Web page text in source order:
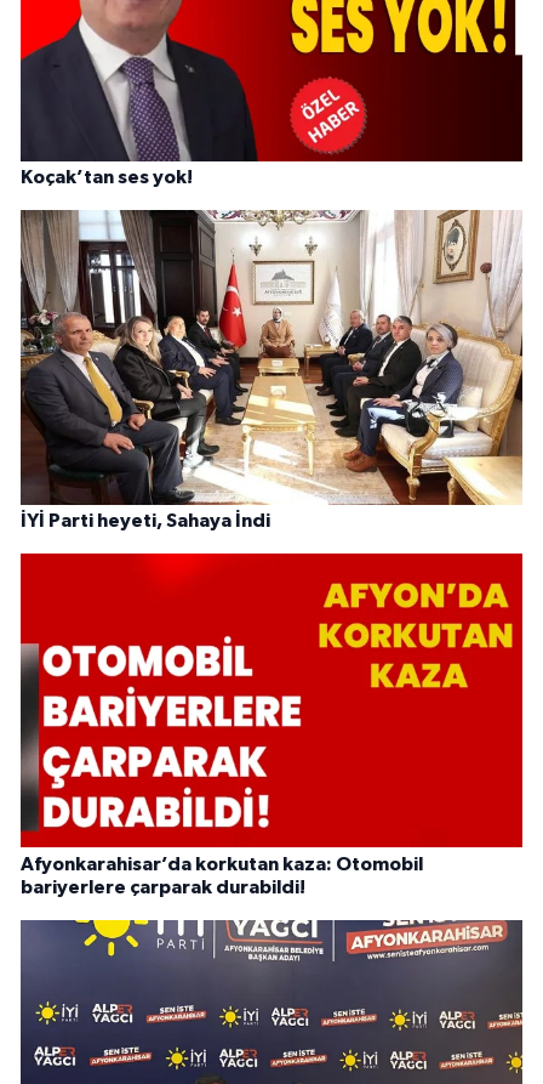
Koçak’tan ses yok!
İYİ Parti heyeti, Sahaya İndi
Afyonkarahisar’da korkutan kaza: Otomobil
bariyerlere çarparak durabildi!